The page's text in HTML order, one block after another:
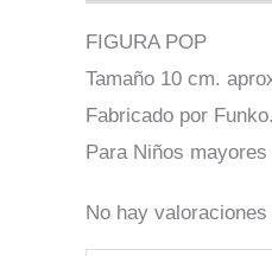
FIGURA POP
Tamaño 10 cm.
Fabricado por Funko.
Para Niños
No hay valoraciones